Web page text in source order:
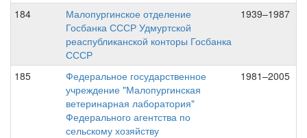
184
Малопургинское отделение
Госбанка СССР Удмуртской
реаспубликанской конторы Госбанка
СССР
1939–1987
185
Федеральное государственное
учреждение "Малопургинская
ветеринарная лаборатория"
Федерального агентства по
сельскому хозяйству
1981–2005